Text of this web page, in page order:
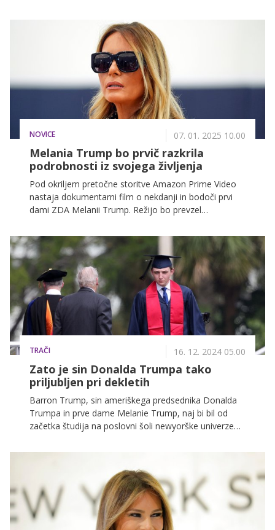
NOVICE 07. 01. 2025 10.00
Melania Trump bo prvič razkrila
podrobnosti iz svojega življenja
Pod okriljem pretočne storitve Amazon Prime Video
nastaja dokumentarni film o nekdanji in bodoči prvi
dami ZDA Melanii Trump. Režijo bo prevzel
za stike z javnostmi je projekt opisal kot edinstven
pogled v zakulisje prve dame.
TRAČI 16. 12. 2024 05.00
Zato je sin Donalda Trumpa tako
priljubljen pri dekletih
Barron Trump, sin ameriškega predsednika Donalda
Trumpa in prve dame Melanie Trump, naj bi bil od
začetka študija na poslovni šoli newyorške univerze